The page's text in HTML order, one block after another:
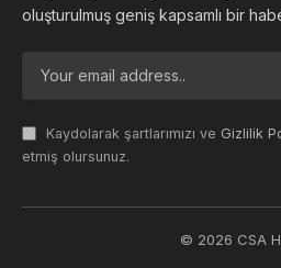
oluşturulmuş geniş kapsamlı bir
Kaydolarak şartlarımızı ve Gizlilik
etmiş olursunuz.
© 2026 CSA